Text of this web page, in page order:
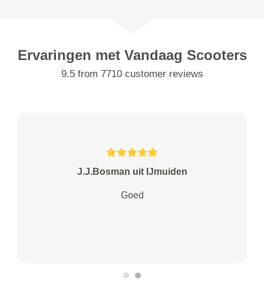
Ervaringen met Vandaag Scooters
9.5 from 7710 customer reviews
J.J.Bosman uit IJmuiden
Goed